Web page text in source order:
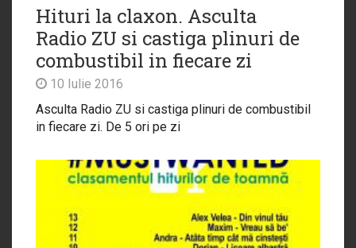
Hituri la claxon. Asculta
Radio ZU si castiga plinuri de
combustibil in fiecare zi
10 Iulie 2016
Asculta Radio ZU si castiga plinuri de combustibil
in fiecare zi. De 5 ori pe zi